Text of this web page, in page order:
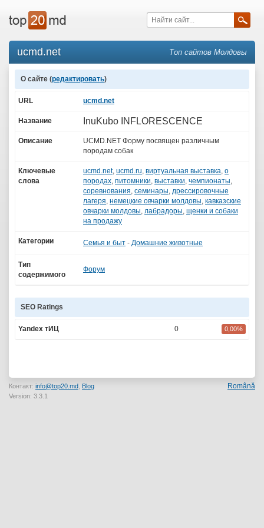
ucmd.net Топ сайтов Молдовы
О сайте (редактировать)
URL ucmd.net
Название InuKubo INFLORESCENCE
Описание
UCMD.NET Форму посвящен различным
породам собак
Ключевые
слова
ucmd.net, ucmd.ru, виртуальная выставка, о
породах, питомники, выставки, чемпионаты,
соревнования, семинары, дрессировочные
лагеря, немецкие овчарки молдовы, кавказские
овчарки молдовы, лабрадоры, щенки и собаки
на продажу
Категории Семья и быт - Домашние животные
Тип
содержимого
Форум
SEO Ratings
Yandex тИЦ 0 0,00%
Контакт: info@top20.md Blog
Version: 3.3.1
Română